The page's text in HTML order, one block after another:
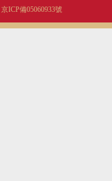
京ICP備05060933號